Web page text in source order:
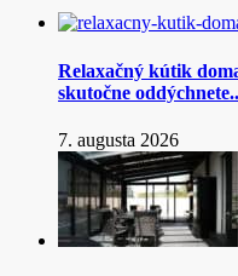
Relaxačný kútik
skutočne
7. augusta 2026